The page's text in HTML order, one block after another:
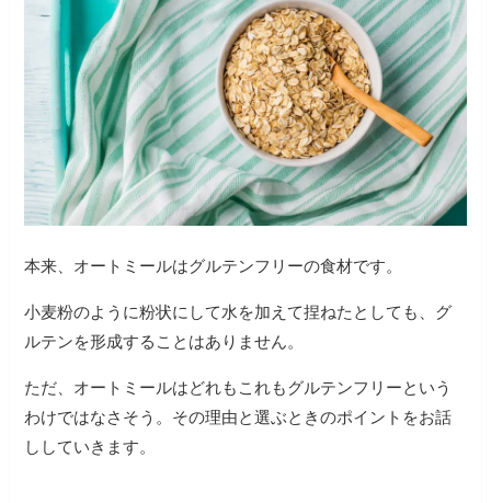
本来、オートミールはグルテンフリーの食材です。
小麦粉のように粉状にして水を加えて捏ねたとしても、グ
ルテンを形成することはありません。
ただ、オートミールはどれもこれもグルテンフリーという
わけではなさそう。その理由と選ぶときのポイントをお話
ししていきます。